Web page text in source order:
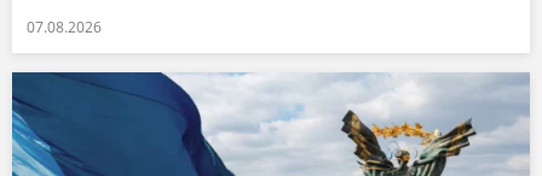
07.08.2026